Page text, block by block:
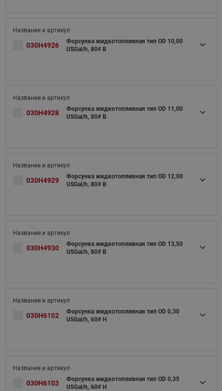
030H4926
Форсунка жидкотопливная тип OD 10,00
USGal/h, 80# B
030H4928
Форсунка жидкотопливная тип OD 11,00
USGal/h, 80# B
030H4929
Форсунка жидкотопливная тип OD 12,00
USGal/h, 80# B
030H4930
Форсунка жидкотопливная тип OD 13,50
USGal/h, 80# B
030H6102
Форсунка жидкотопливная тип OD 0,30
USGal/h, 60# H
030H6103
Форсунка жидкотопливная тип OD 0,35
USGal/h, 60# H